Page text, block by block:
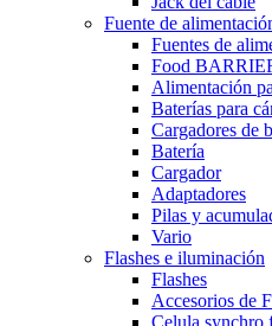
Fuente de
Fuentes de
Food
Alimentación
Baterías para
Cargadores de
Batería
Cargador
Adaptadores
Pilas y
Vario
Flashes e iluminación
Flashes
Accesorios de
Celula synchro